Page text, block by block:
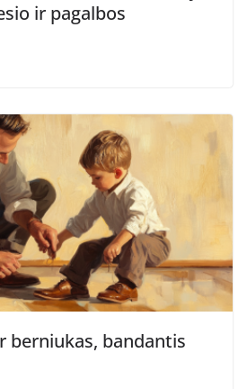
ir pagalbos
berniukas, bandantis